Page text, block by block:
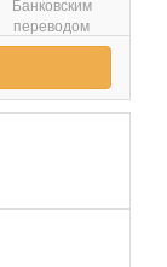
Банковским
переводом